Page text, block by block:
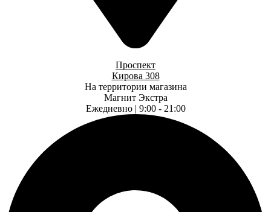
Проспект
Кирова 308
На территории магазина
Магнит Экстра
Ежедневно | 9:00 - 21:00